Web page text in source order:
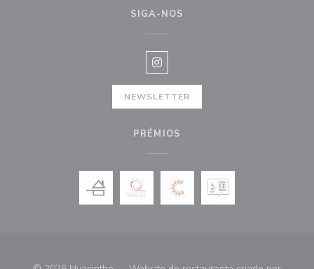
SIGA-NOS
Instagram ((abre numa nova
NEWSLETTER
PRÉMIOS